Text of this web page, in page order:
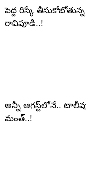
పెద్ద రిస్కే
రావిపూడి..!
అన్నీ ఆగస్ట్‌లోనే..
మంత్..!